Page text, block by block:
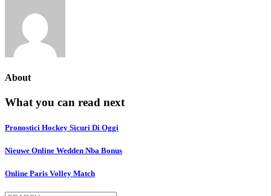
About
What you can read next
Pronostici Hockey Sicuri Di Oggi
Nieuwe Online Wedden Nba Bonus
Online Paris Volley Match